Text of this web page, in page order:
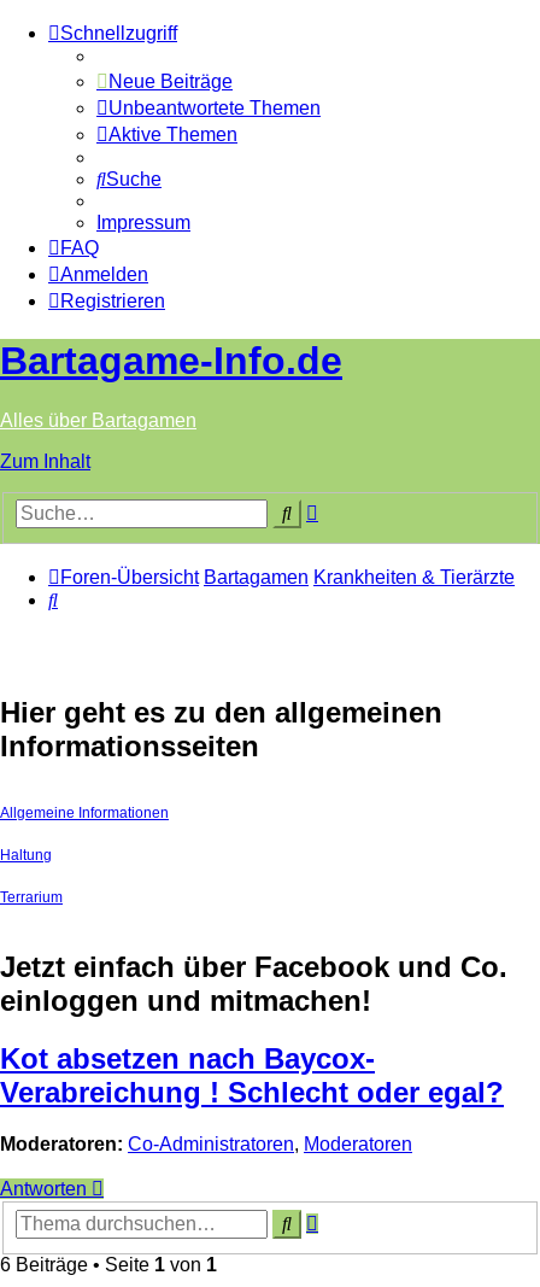
Schnellzugriff
Neue Beiträge
Unbeantwortete Themen
Aktive Themen
Suche
Impressum
FAQ
Anmelden
Registrieren
Bartagame-Info.de
Alles über Bartagamen
Zum Inhalt
Suche
Foren-Übersicht Bartagamen Krankheiten & Tierärzte
Suche
Hier geht es zu den allgemeinen
Informationsseiten
Allgemeine Informationen
Haltung
Terrarium
Jetzt einfach über Facebook und Co.
einloggen und mitmachen!
Kot absetzen nach Baycox-
Verabreichung ! Schlecht oder egal?
Moderatoren: Co-Administratoren, Moderatoren
Antworten
SucheErweiterte
Suche
6 Beiträge • Seite 1 von 1